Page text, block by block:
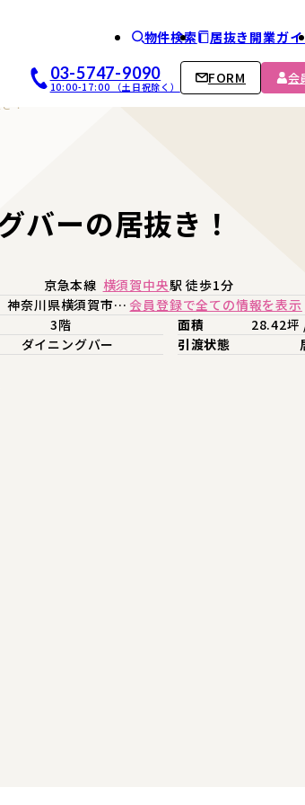
ホーム
物件検索 居抜き開業ガイ
03-5747-9090
10:00-17:00 （土日祝除く）
FORM 会
！
バーの居抜き！
京急本線 横須賀中央駅 徒歩1分
神奈川県横須賀市… 会員登録で全ての情報を表示
3階 面積
28.42坪
ダイニングバー 引渡状態